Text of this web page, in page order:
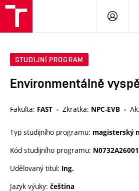
STUDIJNÍ PROGRAM
Environmentálně
Fakulta: FAST Zkratka: NPC-EVB
Typ studijního programu: magisterský
Kód studijního programu:
Udělovaný titul: Ing.
Jazyk výuky: čeština